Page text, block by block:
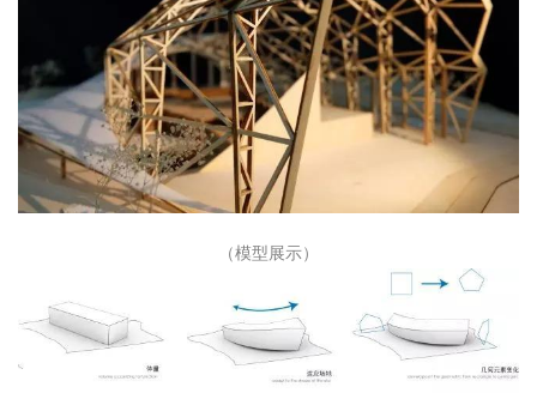
（模型展示）